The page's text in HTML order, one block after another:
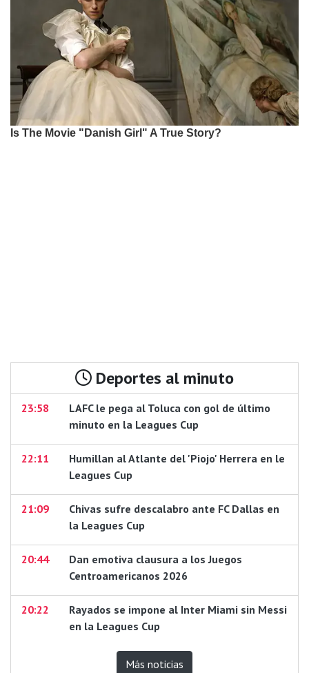
Deportes al minuto
23:58
LAFC le pega al Toluca con gol de último
minuto en la Leagues Cup
22:11
Humillan al Atlante del 'Piojo' Herrera en le
Leagues Cup
21:09
Chivas sufre descalabro ante FC Dallas en
la Leagues Cup
20:44
Dan emotiva clausura a los Juegos
Centroamericanos 2026
20:22
Rayados se impone al Inter Miami sin Messi
en la Leagues Cup
Más noticias